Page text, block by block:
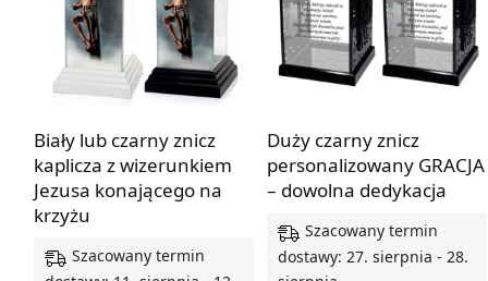
Biały lub czarny znicz
kaplicza z wizerunkiem
Jezusa konającego na
krzyżu
Szacowany termin
Duży czarny znicz
personalizowany GRACJA
– dowolna dedykacja
Szacowany termin
dostawy: 27. sierpnia - 28.